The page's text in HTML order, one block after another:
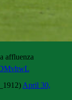
affluenza
April 30,